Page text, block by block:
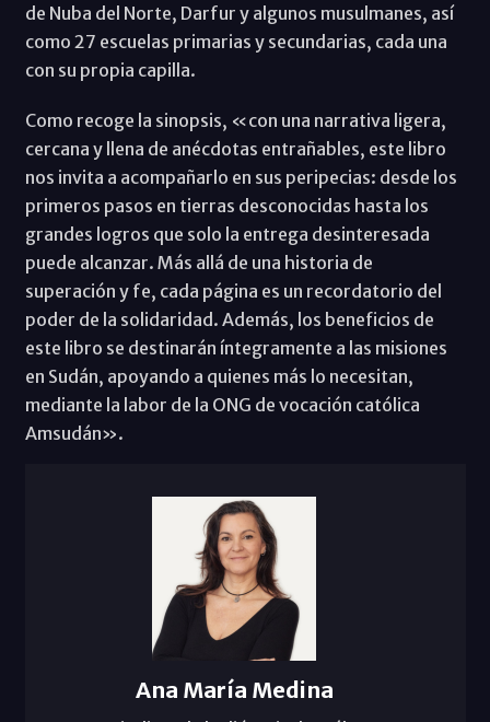
de Nuba del Norte, Darfur y algunos musulmanes, así
como 27 escuelas primarias y secundarias, cada una
con su propia capilla.
Como recoge la sinopsis, «con una narrativa ligera,
cercana y llena de anécdotas entrañables, este libro
nos invita a acompañarlo en sus peripecias: desde los
primeros pasos en tierras desconocidas hasta los
grandes logros que solo la entrega desinteresada
puede alcanzar. Más allá de una historia de
superación y fe, cada página es un recordatorio del
poder de la solidaridad. Además, los beneficios de
este libro se destinarán íntegramente a las misiones
en Sudán, apoyando a quienes más lo necesitan,
mediante la labor de la ONG de vocación católica
Amsudán».
Ana María Medina